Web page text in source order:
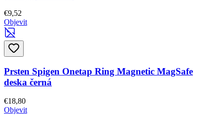
€9,52
Objevit
Prsten Spigen Onetap Ring Magnetic MagSafe
deska černá
€18,80
Objevit